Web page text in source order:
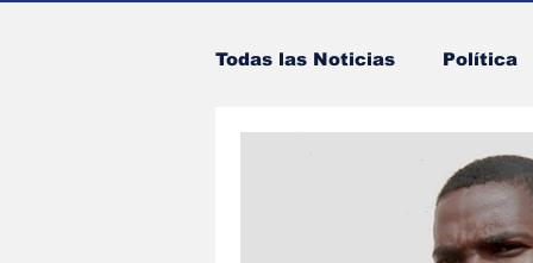
Todas las Noticias Política
Seguridad y
INTERIOR